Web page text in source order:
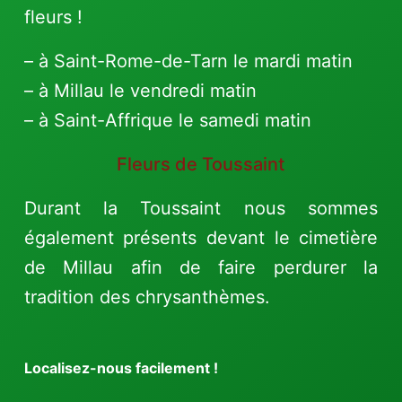
fleurs !
– à Saint-Rome-de-Tarn le mardi matin
– à Millau le vendredi matin
– à Saint-Affrique le samedi matin
Fleurs de Toussaint
Durant la Toussaint nous sommes
également présents devant le cimetière
de Millau afin de faire perdurer la
tradition des chrysanthèmes.
Localisez-nous facilement !